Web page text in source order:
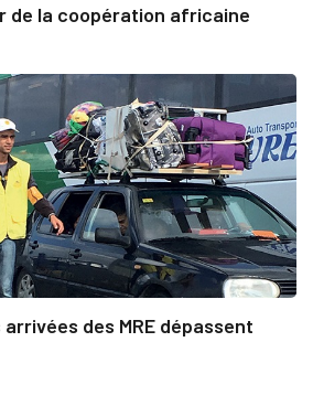
de la coopération africaine
des MRE dépassent